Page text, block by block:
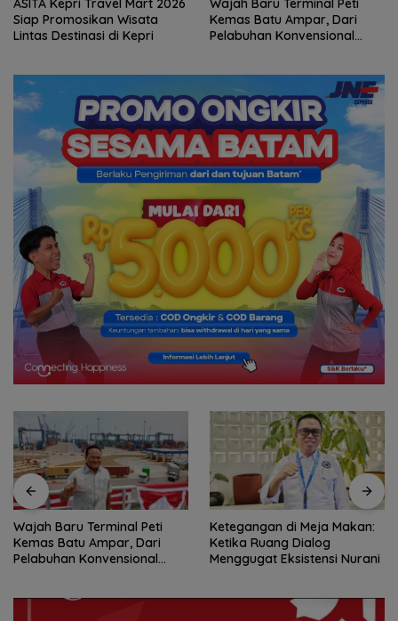
Kemas Batu Ampar, Dari
Pelabuhan Konvensional
Ketika Ruang Dialog
Menggugat Eksistensi Nurani
Ketegangan di Meja Makan:
Ketika Ruang Dialog
Menggugat Eksistensi Nurani
Respons Pernyataan Menteri
ATR/BPN, Kepala BP Batam
Amsakar: Alokasi Lahan di